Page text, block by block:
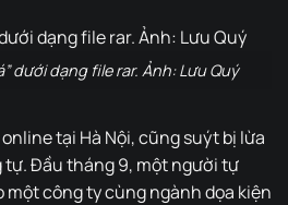
dưới dạng file rar. Ảnh: Lưu Quý
tại Hà Nội, cũng suýt bị lừa
Đầu tháng 9, một người tự
một công ty cùng ngành dọa kiện